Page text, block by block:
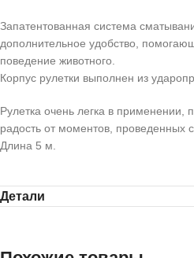
Запатентованная система
дополнительное удобство,
поведение животного.
Корпус рулетки выполнен из
Рулетка очень легка в
радость от моментов, проведенных
Длина 5 м.
Детали